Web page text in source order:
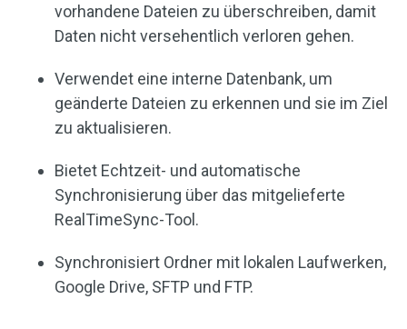
vorhandene Dateien zu überschreiben, damit
Daten nicht versehentlich verloren gehen.
Verwendet eine interne Datenbank, um
geänderte Dateien zu erkennen und sie im Ziel
zu aktualisieren.
Bietet Echtzeit- und automatische
Synchronisierung über das mitgelieferte
RealTimeSync-Tool.
Synchronisiert Ordner mit lokalen Laufwerken,
Google Drive, SFTP und FTP.